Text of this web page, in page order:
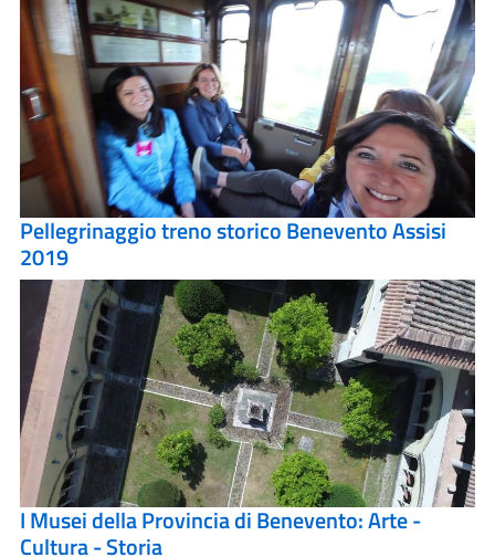
Pellegrinaggio treno storico Benevento Assisi
2019
I Musei della Provincia di Benevento: Arte -
Cultura - Storia